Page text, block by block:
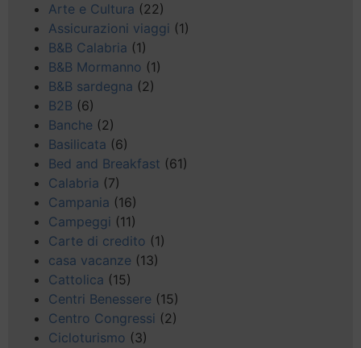
Arte e Cultura (22)
Assicurazioni viaggi (1)
B&B Calabria (1)
B&B Mormanno (1)
B&B sardegna (2)
B2B (6)
Banche (2)
Basilicata (6)
Bed and Breakfast (61)
Calabria (7)
Campania (16)
Campeggi (11)
Carte di credito (1)
casa vacanze (13)
Cattolica (15)
Centri Benessere (15)
Centro Congressi (2)
Cicloturismo (3)